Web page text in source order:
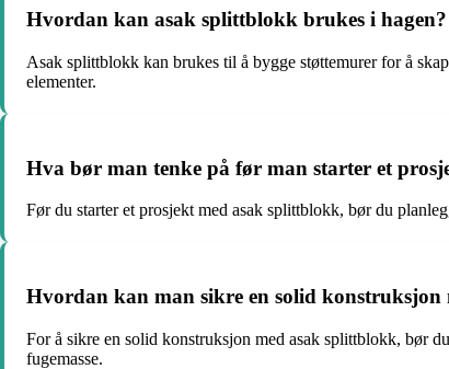
Hvordan kan asak splittblokk brukes i hagen?
Asak splittblokk kan brukes til å bygge støttemurer for å
elementer.
Hva bør man tenke på før man starter et
Før du starter et prosjekt med asak splittblokk, bør du
Hvordan kan man sikre en solid konstruksjon
For å sikre en solid konstruksjon med asak splittblokk, bør
fugemasse.